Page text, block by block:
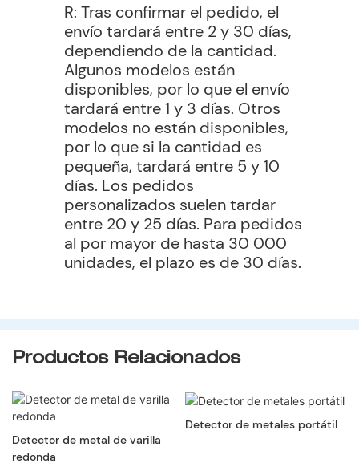
R: Tras confirmar el pedido, el
envío tardará entre 2 y 30 días,
dependiendo de la cantidad.
Algunos modelos están
disponibles, por lo que el envío
tardará entre 1 y 3 días. Otros
modelos no están disponibles,
por lo que si la cantidad es
pequeña, tardará entre 5 y 10
días. Los pedidos
personalizados suelen tardar
entre 20 y 25 días. Para pedidos
al por mayor de hasta 30 000
unidades, el plazo es de 30 días.
Productos Relacionados
Detector de metal de varilla
redonda
Detector de metales portátil